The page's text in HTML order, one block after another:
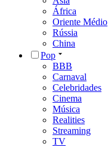
África
Oriente Médio
Rússia
China
Pop
BBB
Carnaval
Celebridades
Cinema
Música
Realities
Streaming
TV